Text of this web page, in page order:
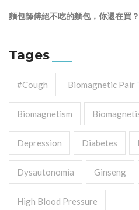
麵包師傅絕不吃的麵包，你還在買
Tages
#cough Biomagnetic Pair
Biomagnetism
Depression Diabetes
Dysautonomia Ginseng
High Blood Pressure